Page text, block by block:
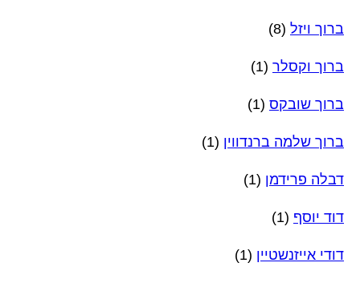
ברוך ויזל (8)
ברוך וקסלר (1)
ברוך שובקס (1)
ברוך שלמה ברנדווין (1)
דבלה פרידמן (1)
דוד יוסף (1)
דודי אייזנשטיין (1)